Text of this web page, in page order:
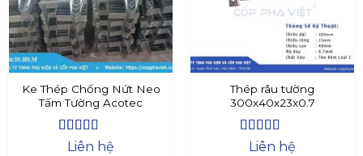
Ke Thép Chống Nứt Neo
Tấm Tường Acotec
Được xếp
Liên hệ
Thép râu tường
300x40x23x0.7
Được xếp
Liên hệ